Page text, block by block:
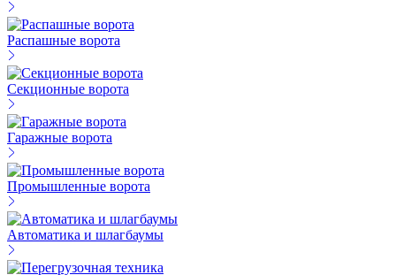
Распашные ворота
Секционные ворота
Гаражные ворота
Промышленные ворота
Автоматика и шлагбаумы